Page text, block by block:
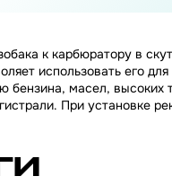
к карбюратору в
использовать его
масел,
При установке